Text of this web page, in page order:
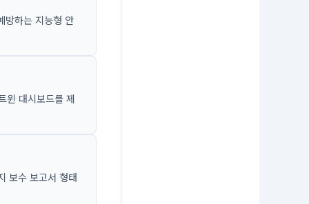
방하는 지능형 안
윈 대시보드를 제
보수 보고서 형태